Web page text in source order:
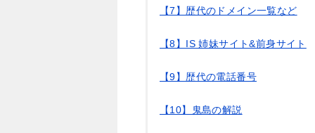
【7】歴代のドメイン一覧など
【8】IS 姉妹サイト&前身サイト
【9】歴代の電話番号
【10】鬼島の解説